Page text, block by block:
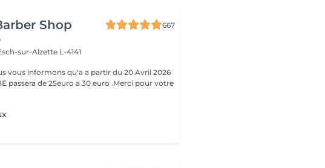
Shop
667
sur-Alzette L-4141
vous informons qu'a a partir du 20 Avril 2026
passera de 25euro a 30 euro .Merci pour votre